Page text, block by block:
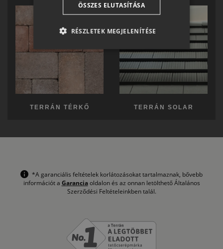
TERRÁN TÉRKŐ TERRÁN SOLAR
*A garanciális feltételek korlátozásokat tartalmaznak, bővebb
információt a Garanciaoldalon és az onnan letölthető Általános
Szerződési Feltételeinkben talál.
SR
RO-HU
ITALIAN
ÖSSZES ELUTASÍTÁSA
RÉSZLETEK MEGJELENÍTÉSE